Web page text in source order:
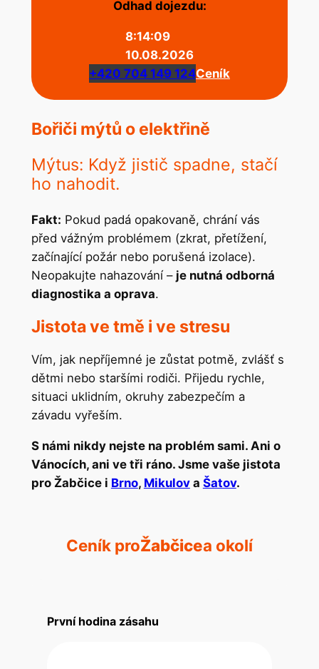
Odhad dojezdu:
8:14:09
10.08.2026
+420 704 149 124Ceník
Bořiči mýtů o elektřině
Mýtus: Když jistič spadne, stačí
ho nahodit.
Fakt: Pokud padá opakovaně, chrání vás
před vážným problémem (zkrat, přetížení,
začínající požár nebo porušená izolace).
Neopakujte nahazování – je nutná odborná
diagnostika a oprava.
Jistota ve tmě i ve stresu
Vím, jak nepříjemné je zůstat potmě, zvlášť s
dětmi nebo staršími rodiči. Přijedu rychle,
situaci uklidním, okruhy zabezpečím a
závadu vyřeším.
S námi nikdy nejste na problém sami. Ani o
Vánocích, ani ve tři ráno. Jsme vaše jistota
pro Žabčice i Brno, Mikulova Šatov.
Ceník proŽabčicea okolí
První hodina zásahu